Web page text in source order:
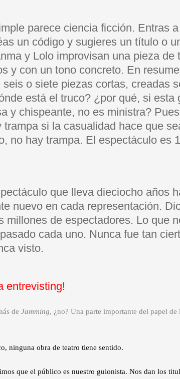
parece ciencia ficción. Entras
un código y sugieres un título o
y Lolo improvisan una pieza de
y con un tono concreto. En
o siete piezas cortas, creadas
está el truco? ¿por qué, si esta
y chispeante, no es ministra?
si la casualidad hace que
no hay trampa. El espectáculo es
que lleva dieciocho años
nuevo en cada representación.
millones de espectadores. Lo que
cada uno. Nunca fue tan
visto.
entrevisting!
de Jamming, ¿no? Una parte importante del papel de
ninguna obra de teatro tiene sentido.
que el público es nuestro guionista. Nos dan los